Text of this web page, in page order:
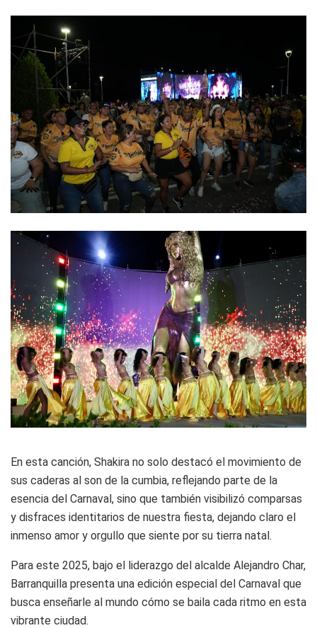
En esta canción, Shakira no solo destacó el movimiento de
sus caderas al son de la cumbia, reflejando parte de la
esencia del Carnaval, sino que también visibilizó comparsas
y disfraces identitarios de nuestra fiesta, dejando claro el
inmenso amor y orgullo que siente por su tierra natal.
Para este 2025, bajo el liderazgo del alcalde Alejandro Char,
Barranquilla presenta una edición especial del Carnaval que
busca enseñarle al mundo cómo se baila cada ritmo en esta
vibrante ciudad.